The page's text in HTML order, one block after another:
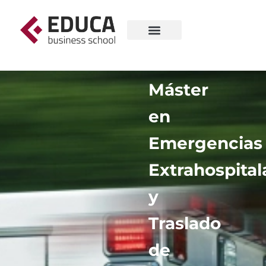
Máster
en
Emergencias
y
Traslado
de